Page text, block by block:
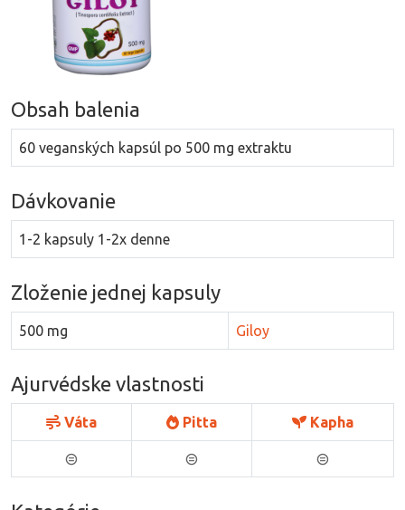
Obsah balenia
60 veganských kapsúl po 500 mg extraktu
Dávkovanie
1-2 kapsuly 1-2x denne
Zloženie jednej kapsuly
500 mg Giloy
Ajurvédske vlastnosti
Váta Pitta Kapha
⊜ ⊜ ⊜